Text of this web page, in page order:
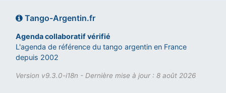
Tango-Argentin.fr
Agenda collaboratif vérifié
L'agenda de référence du tango argentin en France
depuis 2002
Version v9.3.0-i18n - Dernière mise à jour : 8 août 2026